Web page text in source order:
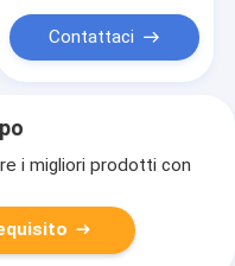
Contattaci
i migliori prodotti con